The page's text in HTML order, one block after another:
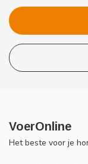
VoerOnline
Het beste voor je